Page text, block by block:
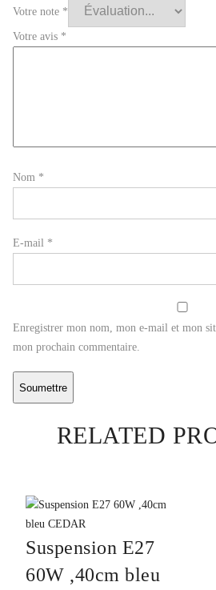
Votre note *
Votre avis *
Nom *
E-mail *
Enregistrer mon nom, mon e-mail et mon
mon prochain commentaire.
RELATED
Suspension E27
60W ,40cm bleu